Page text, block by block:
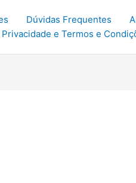
Dúvidas Frequentes
e Termos e